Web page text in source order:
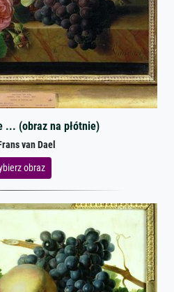
... (obraz na płótnie)
van Dael
obraz